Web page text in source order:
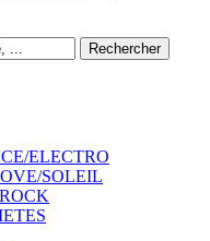
ELECTRO
SOLEIL